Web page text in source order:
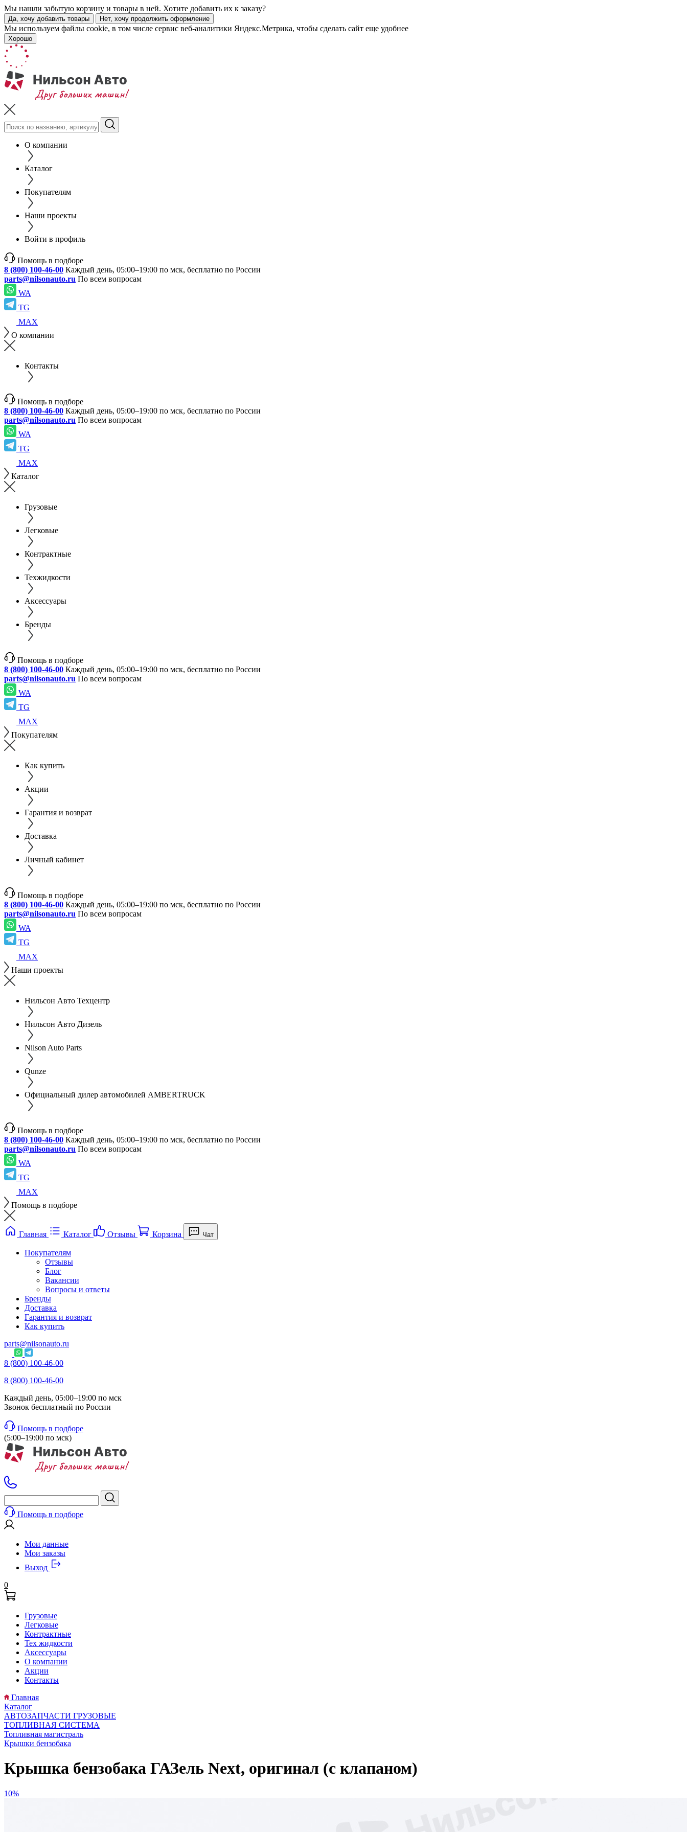
Мы нашли забытую корзину и товары в ней. Хотите добавить их к заказу?
Да, хочу добавить товары Нет, хочу продолжить оформление
Мы используем файлы cookie, в том числе сервис веб-аналитики Яндекс.Метрика, чтобы сделать сайт еще удобнее
Хорошо
О компании
Каталог
Покупателям
Наши проекты
Войти в профиль
Помощь в подборе
8 (800) 100-46-00 Каждый день, 05:00–19:00 по мск, бесплатно по России
parts@nilsonauto.ru По всем вопросам
WA
TG
MAX
О компании
Контакты
Помощь в подборе
8 (800) 100-46-00 Каждый день, 05:00–19:00 по мск, бесплатно по России
parts@nilsonauto.ru По всем вопросам
WA
TG
MAX
Каталог
Грузовые
Легковые
Контрактные
Техжидкости
Аксессуары
Бренды
Помощь в подборе
8 (800) 100-46-00 Каждый день, 05:00–19:00 по мск, бесплатно по России
parts@nilsonauto.ru По всем вопросам
WA
TG
MAX
Покупателям
Как купить
Акции
Гарантия и возврат
Доставка
Личный кабинет
Помощь в подборе
8 (800) 100-46-00 Каждый день, 05:00–19:00 по мск, бесплатно по России
parts@nilsonauto.ru По всем вопросам
WA
TG
MAX
Наши проекты
Нильсон Авто Техцентр
Нильсон Авто Дизель
Nilson Auto Parts
Qunze
Официальный дилер автомобилей AMBERTRUCK
Помощь в подборе
8 (800) 100-46-00 Каждый день, 05:00–19:00 по мск, бесплатно по России
parts@nilsonauto.ru По всем вопросам
WA
TG
MAX
Помощь в подборе
Главная Каталог Отзывы Корзина Чат
Покупателям
Отзывы
Блог
Вакансии
Вопросы и ответы
Бренды
Доставка
Гарантия и возврат
Как купить
parts@nilsonauto.ru
8 (800) 100-46-00
8 (800) 100-46-00
Каждый день, 05:00–19:00 по мск
Звонок бесплатный по России
Помощь в подборе
(5:00–19:00 по мск)
Помощь в подборе
Мои данные
Мои заказы
Выход
0
Грузовые
Легковые
Контрактные
Тех жидкости
Аксессуары
О компании
Акции
Контакты
Главная
Каталог
АВТОЗАПЧАСТИ ГРУЗОВЫЕ
ТОПЛИВНАЯ СИСТЕМА
Топливная магистраль
Крышки бензобака
Крышка бензобака ГАЗель Next, оригинал (с клапаном)
10%